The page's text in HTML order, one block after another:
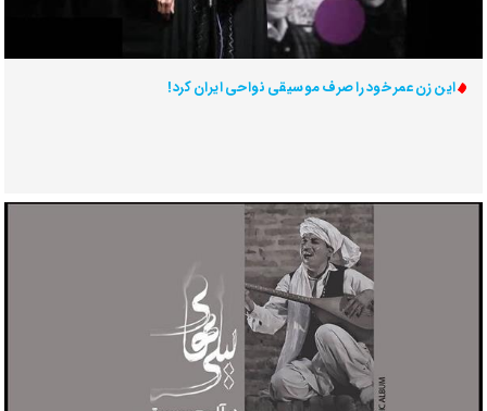
این زن عمر خود را صرف موسیقی نواحی ایران کرد!